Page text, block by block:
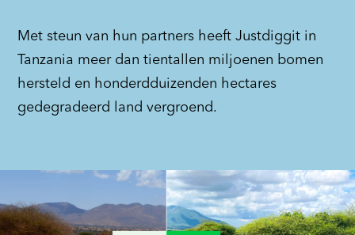
Met steun van hun partners heeft Justdiggit in
Tanzania meer dan tientallen miljoenen bomen
hersteld en honderdduizenden hectares
gedegradeerd land vergroend.